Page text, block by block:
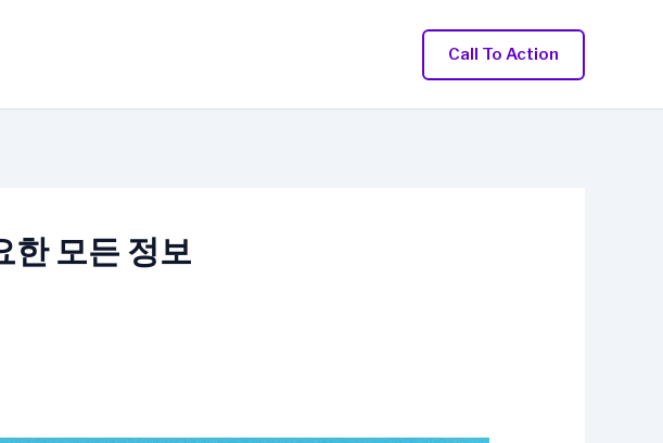
Call To Action
한 모든 정보